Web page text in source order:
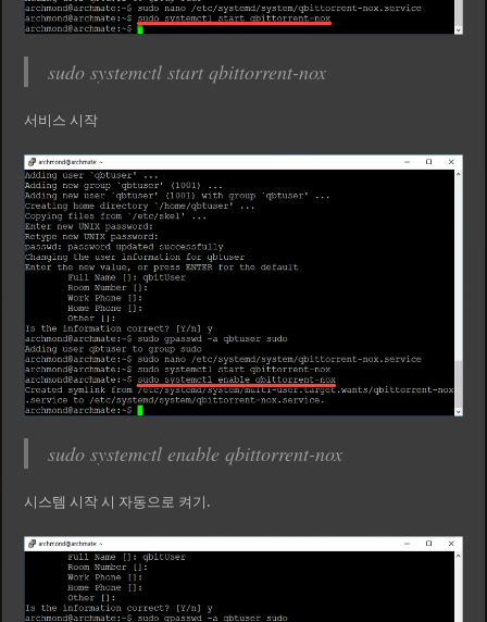
sudo systemctl start qbittorrent-nox
서비스 시작
sudo systemctl enable qbittorrent-nox
시스템 시작 시 자동으로 켜기.